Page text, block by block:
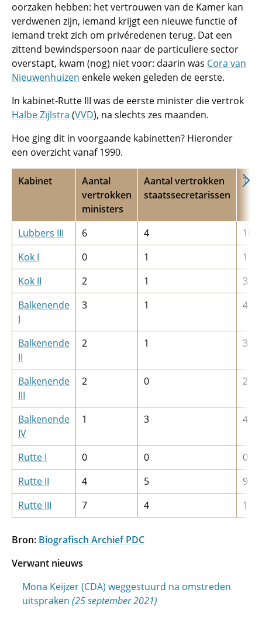
oorzaken hebben: het vertrouwen van de Kamer kan
verdwenen zijn, iemand krijgt een nieuwe functie of
iemand trekt zich om privéredenen terug. Dat een
zittend bewindspersoon naar de particuliere sector
overstapt, kwam (nog) niet voor: daarin was Cora van
Nieuwenhuizen enkele weken geleden de eerste.
In kabinet-Rutte III was de eerste minister die vertrok
Halbe Zijlstra (VVD), na slechts zes maanden.
Hoe ging dit in voorgaande kabinetten? Hieronder
een overzicht vanaf 1990.
Kabinet
Aantal
vertrokken
ministers
Aantal vertrokken
staatssecretarissen
Lubbers III 6 4
10
Kok I
0 1
1
Kok II
2 1
3
Balkenende
I
3 1 4
Balkenende
II
2 1 3
Balkenende
III
2 0 2
Balkenende
IV
1 3 4
Rutte I 0 0
0
Rutte II
4 5
9
Rutte III
7 4 11
Bron: Biografisch Archief PDC
Verwant nieuws
Mona Keijzer (CDA) weggestuurd na omstreden
uitspraken (25 september 2021)